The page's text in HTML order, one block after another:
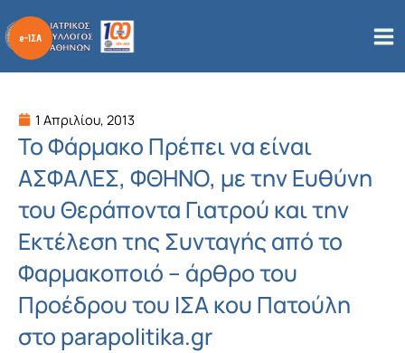
στο
περιεχόμενο
1 Απριλίου, 2013
Το Φάρμακο Πρέπει να είναι
ΑΣΦΑΛΕΣ, ΦΘΗΝΟ, με την Ευθύνη
του Θεράποντα Γιατρού και την
Εκτέλεση της Συνταγής από το
Φαρμακοποιό – άρθρο του
Προέδρου του ΙΣΑ κου Πατούλη
στο parapolitika.gr